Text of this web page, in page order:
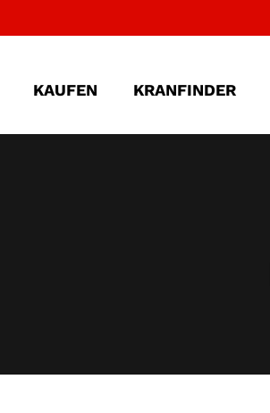
KAUFEN KRANFINDER